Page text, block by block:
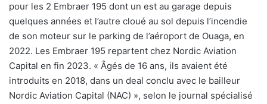
pour les 2 Embraer 195 dont un est au garage depuis
quelques années et l’autre cloué au sol depuis l’incendie
de son moteur sur le parking de l’aéroport de Ouaga, en
2022. Les Embraer 195 repartent chez Nordic Aviation
Capital en fin 2023. « Âgés de 16 ans, ils avaient été
introduits en 2018, dans un deal conclu avec le bailleur
Nordic Aviation Capital (NAC) », selon le journal spécialisé